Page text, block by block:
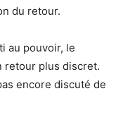
du retour.
au pouvoir, le
retour plus discret.
encore discuté de